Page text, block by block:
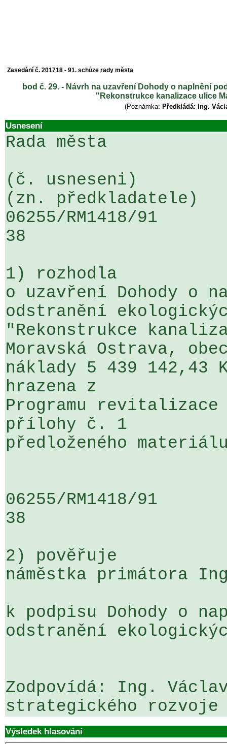
Zasedání č. 201718 - 91. schůze rady města
bod č. 29. - Návrh na uzavření Dohody o naplnění
"Rekonstrukce kanalizace ulice
(Poznámka: Předkládá: Ing.
Usnesení
Rada města
(č. usneseni)
(zn. předkladatele)
06255/RM1418/
38
1) rozhodla
o uzavření Dohody o
odstranění
"Rekonstrukce
Moravská Ostrava,
náklady 5 439 142,43
hrazena z
Programu revitalizace
přílohy č. 1
předloženého
06255/RM1418/
38
2) pověřuje
náměstka primátora
k podpisu Dohody o
odstranění
Zodpovídá: Ing.
Výsledek hlasování